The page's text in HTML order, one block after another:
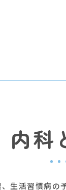
内科
生活習慣病の